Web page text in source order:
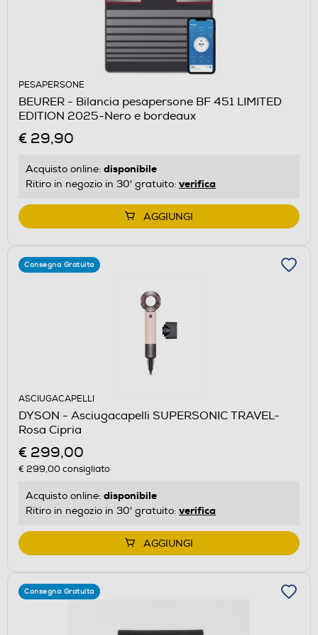
PESAPERSONE
BEURER - Bilancia pesapersone BF 451 LIMITED
EDITION 2025-Nero e bordeaux
€ 29,90
Acquisto online: disponibile
Ritiro in negozio in 30' gratuito: verifica
AGGIUNGI
Consegna Gratuita
ASCIUGACAPELLI
DYSON - Asciugacapelli SUPERSONIC TRAVEL-
Rosa Cipria
€ 299,00
€ 299,00consigliato
Acquisto online: disponibile
Ritiro in negozio in 30' gratuito: verifica
AGGIUNGI
Consegna Gratuita